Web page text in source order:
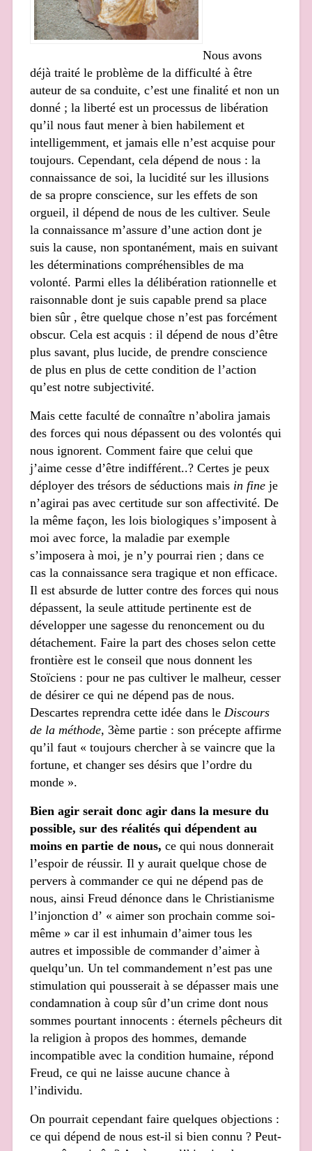
Nous avons
déjà traité le problème de la difficulté à être
auteur de sa conduite, c’est une finalité et non un
donné ; la liberté est un processus de libération
qu’il nous faut mener à bien habilement et
intelligemment, et jamais elle n’est acquise pour
toujours. Cependant, cela dépend de nous : la
connaissance de soi, la lucidité sur les illusions
de sa propre conscience, sur les effets de son
orgueil, il dépend de nous de les cultiver. Seule
la connaissance m’assure d’une action dont je
suis la cause, non spontanément, mais en suivant
les déterminations compréhensibles de ma
volonté. Parmi elles la délibération rationnelle et
raisonnable dont je suis capable prend sa place
bien sûr , être quelque chose n’est pas forcément
obscur. Cela est acquis : il dépend de nous d’être
plus savant, plus lucide, de prendre conscience
de plus en plus de cette condition de l’action
qu’est notre subjectivité.
Mais cette faculté de connaître n’abolira jamais
des forces qui nous dépassent ou des volontés qui
nous ignorent. Comment faire que celui que
j’aime cesse d’être indifférent..? Certes je peux
déployer des trésors de séductions mais in fineje
n’agirai pas avec certitude sur son affectivité. De
la même façon, les lois biologiques s’imposent à
moi avec force, la maladie par exemple
s’imposera à moi, je n’y pourrai rien ; dans ce
cas la connaissance sera tragique et non efficace.
Il est absurde de lutter contre des forces qui nous
dépassent, la seule attitude pertinente est de
développer une sagesse du renoncement ou du
détachement. Faire la part des choses selon cette
frontière est le conseil que nous donnent les
Stoïciens : pour ne pas cultiver le malheur, cesser
de désirer ce qui ne dépend pas de nous.
Descartes reprendra cette idée dans le Discours
de la méthode, 3ème partie : son précepte affirme
qu’il faut « toujours chercher à se vaincre que la
fortune, et changer ses désirs que l’ordre du
monde ».
Bien agir serait donc agir dans la mesure du
possible, sur des réalités qui dépendent au
moins en partie de nous, ce qui nous donnerait
l’espoir de réussir. Il y aurait quelque chose de
pervers à commander ce qui ne dépend pas de
nous, ainsi Freud dénonce dans le Christianisme
l’injonction d’ « aimer son prochain comme soi-
même » car il est inhumain d’aimer tous les
autres et impossible de commander d’aimer à
quelqu’un. Un tel commandement n’est pas une
stimulation qui pousserait à se dépasser mais une
condamnation à coup sûr d’un crime dont nous
sommes pourtant innocents : éternels pêcheurs dit
la religion à propos des hommes, demande
incompatible avec la condition humaine, répond
Freud, ce qui ne laisse aucune chance à
l’individu.
On pourrait cependant faire quelques objections :
ce qui dépend de nous est-il si bien connu ? Peut-